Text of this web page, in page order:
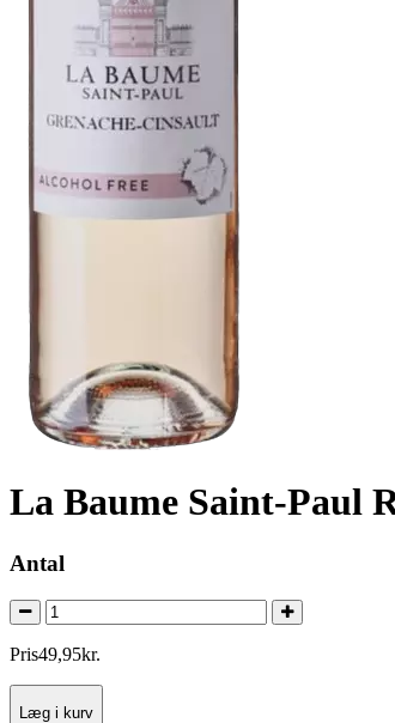
La Baume Saint-Paul
Antal
Pris49,95kr.
Læg i kurv